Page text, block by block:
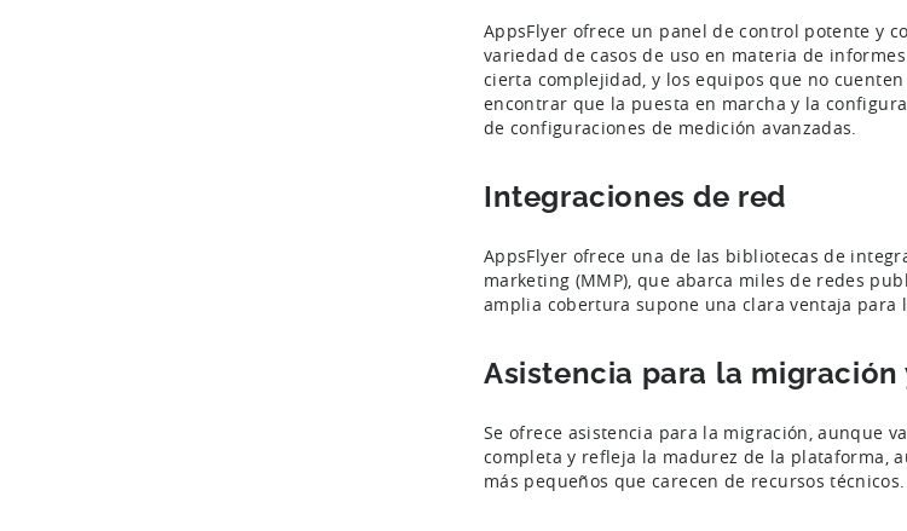
AppsFlyer ofrece un panel de control potente y
variedad de casos de uso en materia de
cierta complejidad, y los equipos que no
encontrar que la puesta en marcha y la
de configuraciones de medición avanzadas.
Integraciones de red
AppsFlyer ofrece una de las bibliotecas de
marketing (MMP), que abarca miles de redes
amplia cobertura supone una clara ventaja
Asistencia para la
Se ofrece asistencia para la migración, aunque
completa y refleja la madurez de la plataforma,
más pequeños que carecen de recursos técnicos.